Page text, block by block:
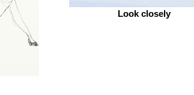
Look closely